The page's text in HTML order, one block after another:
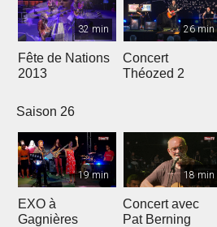
32 min
Fête de Nations
2013
26 min
Concert
Théozed 2
Saison 26
19 min
EXO à
Gagnières
18 min
Concert avec
Pat Berning